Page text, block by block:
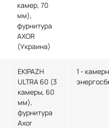
камер, 70
мм),
фурнитура
AXOR
(Украина)
EKIPAZH
ULTRA 60 (3
камеры, 60
мм),
фурнитура
Axor
1 -